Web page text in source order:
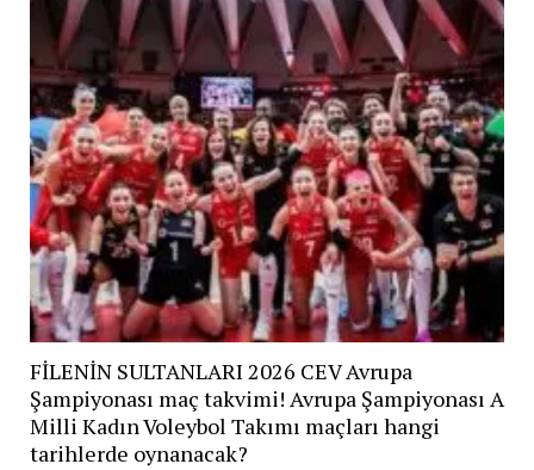
FİLENİN SULTANLARI 2026 CEV Avrupa
Şampiyonası maç takvimi! Avrupa Şampiyonası A
Milli Kadın Voleybol Takımı maçları hangi
tarihlerde oynanacak?